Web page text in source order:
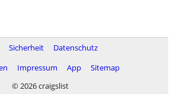
Sicherheit
Datenschutz
Impressum App
Sitemap
© 2026 craigslist